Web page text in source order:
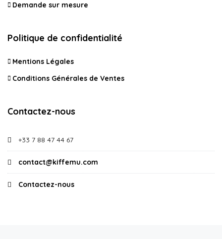
Demande sur mesure
Politique de confidentialité
Mentions Légales
Conditions Générales de Ventes
Contactez-nous
+33 7 88 47 44 67
contact@kiffemu.com
Contactez-nous